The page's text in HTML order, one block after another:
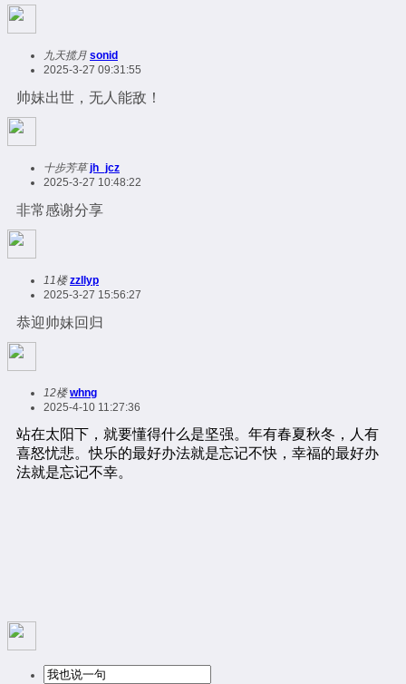
九天揽月 sonid
2025-3-27 09:31:55
帅妹出世，无人能敌！
十步芳草 jh_jcz
2025-3-27 10:48:22
非常感谢分享
11楼 zzllyp
2025-3-27 15:56:27
恭迎帅妹回归
12楼 whng
2025-4-10 11:27:36